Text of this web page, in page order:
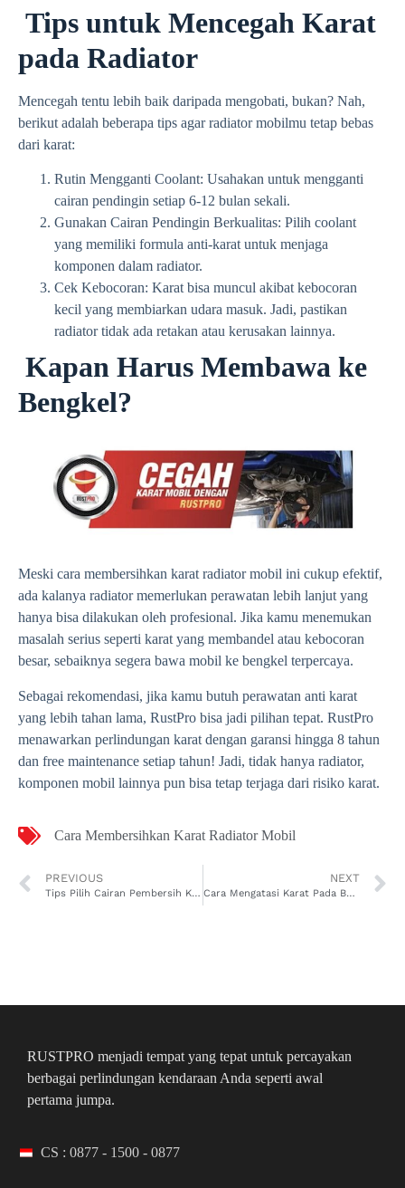
Tips untuk Mencegah Karat
pada Radiator
Mencegah tentu lebih baik daripada mengobati, bukan? Nah,
berikut adalah beberapa tips agar radiator mobilmu tetap bebas
dari karat:
Rutin Mengganti Coolant: Usahakan untuk mengganti
cairan pendingin setiap 6-12 bulan sekali.
Gunakan Cairan Pendingin Berkualitas: Pilih coolant
yang memiliki formula anti-karat untuk menjaga
komponen dalam radiator.
Cek Kebocoran: Karat bisa muncul akibat kebocoran
kecil yang membiarkan udara masuk. Jadi, pastikan
radiator tidak ada retakan atau kerusakan lainnya.
Kapan Harus Membawa ke
Bengkel?
Meski cara membersihkan karat radiator mobil ini cukup efektif,
ada kalanya radiator memerlukan perawatan lebih lanjut yang
hanya bisa dilakukan oleh profesional. Jika kamu menemukan
masalah serius seperti karat yang membandel atau kebocoran
besar, sebaiknya segera bawa mobil ke bengkel terpercaya.
Sebagai rekomendasi, jika kamu butuh perawatan anti karat
yang lebih tahan lama, RustPro bisa jadi pilihan tepat. RustPro
menawarkan perlindungan karat dengan garansi hingga 8 tahun
dan free maintenance setiap tahun! Jadi, tidak hanya radiator,
komponen mobil lainnya pun bisa tetap terjaga dari risiko karat.
Cara Membersihkan Karat Radiator Mobil
PREVIOUS
Tips Pilih Cairan Pembersih Karat Mesin Mobil, Jangan Sembarangan!
NEXT
Cara Mengatasi Karat Pada Bodi Mobil, Ikuti Semua Langkahnya!
RUSTPRO menjadi tempat yang tepat untuk percayakan
berbagai perlindungan kendaraan Anda seperti awal
pertama jumpa.
CS : 0877 - 1500 - 0877